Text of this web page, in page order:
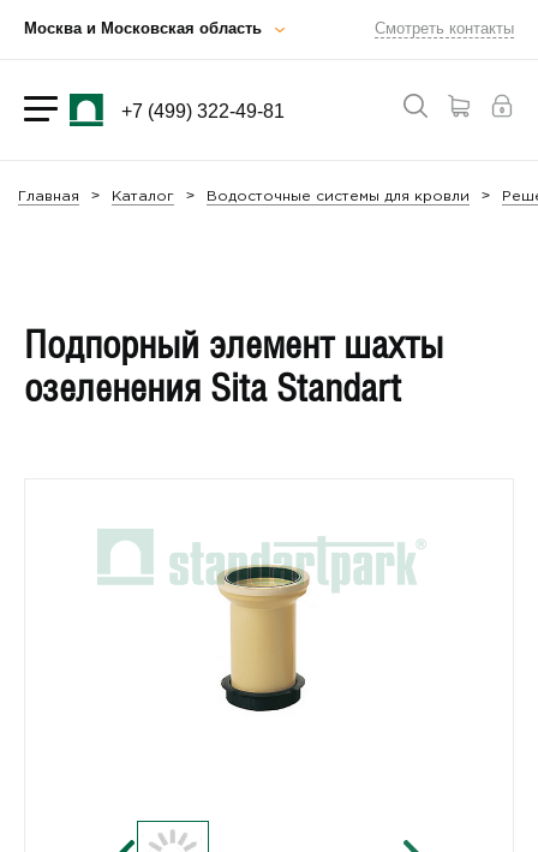
Москва и Московская область Смотреть контакты
+7 (499) 322-49-81
Главная Каталог Водосточные системы для кровли
Подпорный элемент шахты
озеленения Sita Standart